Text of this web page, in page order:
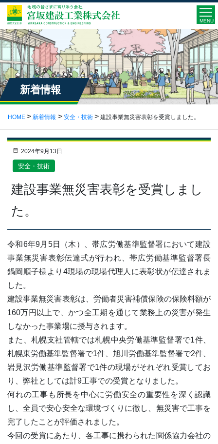
MENU
新着情報
HOME 新着情報 安全・技術 建設事業無災害表彰を受賞しました。
2024年9月13日
安全・技術
建設事業無災害表彰を受賞しまし
た。
令和6年9月5日（木）、帯広労働基準監督署において建設
事業無災害表彰伝達式が行われ、帯広労働基準監督署長
鍋岡順子様より4現場の現場代理人に表彰状が伝達されま
した。
建設事業無災害表彰は、労働者災害補償保険の保険料額が
160万円以上で、かつ全工期を通じて業務上の災害が発生
しなかった事業場に授与されます。
また、札幌支社管轄では札幌中央労働基準監督署で1件、
札幌東労働基準監督署で1件、旭川労働基準監督署で2件、
岩見沢労働基準監督署で1件の現場がそれぞれ受賞してお
り、弊社としては計9工事での受賞となりました。
何れの工事も所長を中心に労働安全の重要性を深く認識
し、全員で安心安全な環境づくりに徹し、無災害で工事を
完了したことが評価されました。
今回の受賞にあたり、各工事に携わられた関係協力会社の